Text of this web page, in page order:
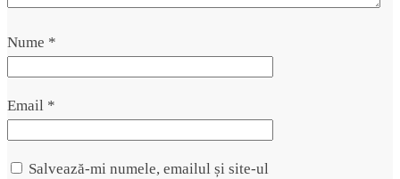
Nume *
Email *
Salvează-mi numele, emailul și site-ul